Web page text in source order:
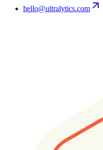
hello@ultralytics.com